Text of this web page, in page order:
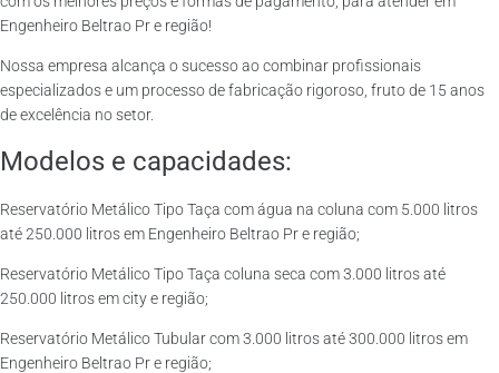
Engenheiro Beltrao Pr e região!
Nossa empresa alcança o sucesso ao combinar profissionais
especializados e um processo de fabricação rigoroso, fruto de 15 anos
de excelência no setor.
Modelos e capacidades:
Reservatório Metálico Tipo Taça com água na coluna com 5.000 litros
até 250.000 litros em Engenheiro Beltrao Pr e região;
Reservatório Metálico Tipo Taça coluna seca com 3.000 litros até
250.000 litros em city e região;
Reservatório Metálico Tubular com 3.000 litros até 300.000 litros em
Engenheiro Beltrao Pr e região;